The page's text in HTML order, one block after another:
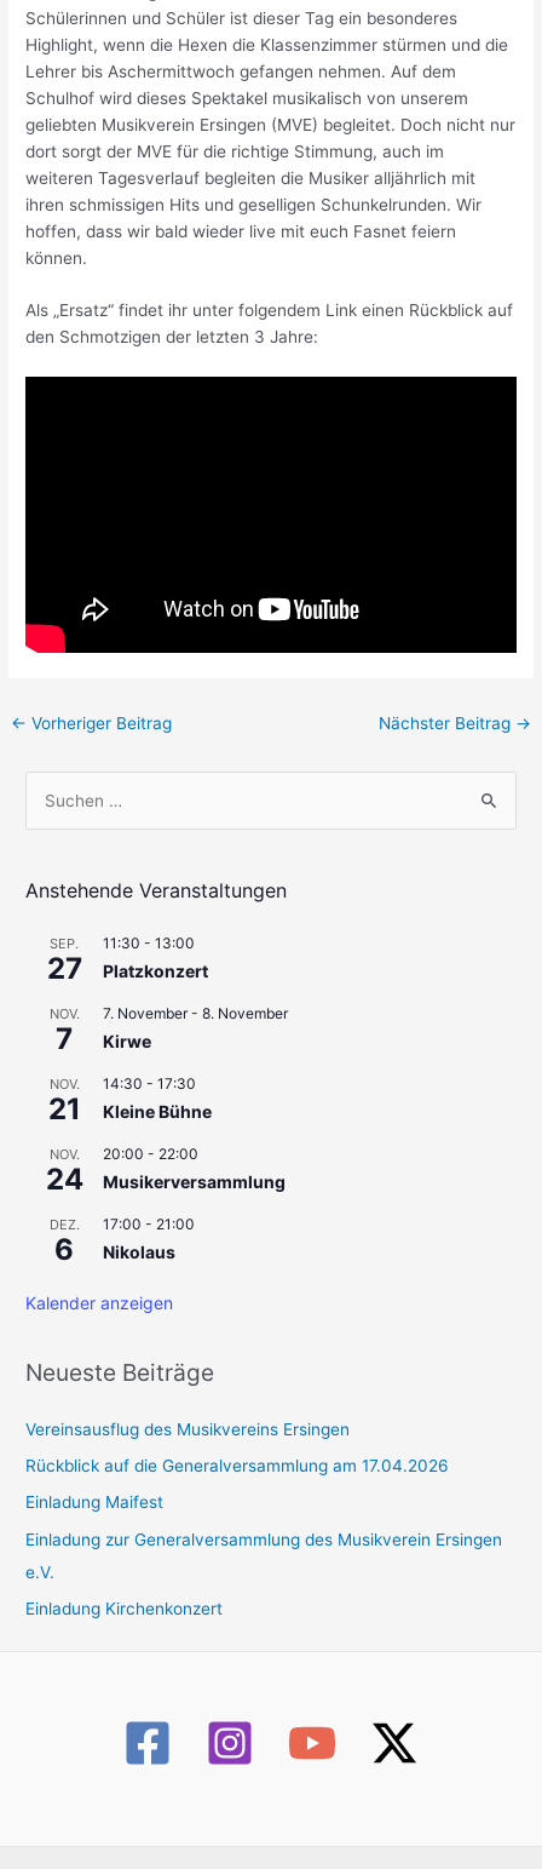
Schülerinnen und Schüler ist dieser Tag ein besonderes
Highlight, wenn die Hexen die Klassenzimmer stürmen und die
Lehrer bis Aschermittwoch gefangen nehmen. Auf dem
Schulhof wird dieses Spektakel musikalisch von unserem
geliebten Musikverein Ersingen (MVE) begleitet. Doch nicht nur
dort sorgt der MVE für die richtige Stimmung, auch im
weiteren Tagesverlauf begleiten die Musiker alljährlich mit
ihren schmissigen Hits und geselligen Schunkelrunden. Wir
hoffen, dass wir bald wieder live mit euch Fasnet feiern
können.
Als „Ersatz“ findet ihr unter folgendem Link einen Rückblick auf
den Schmotzigen der letzten 3 Jahre:
Beitragsnavigation
← Vorheriger Beitrag Nächster Beitrag →
h
Anstehende Veranstaltungen
SEP.
27
11:30 -13:00
Platzkonzert
NOV.
7
7. November-8. November
Kirwe
NOV.
21
14:30 -17:30
Kleine Bühne
NOV.
24
20:00 - 22:00
Musikerversammlung
DEZ.
6
17:00 - 21:00
Nikolaus
Kalender anzeigen
Neueste Beiträge
Vereinsausflug des Musikvereins Ersingen
Rückblick auf die Generalversammlung am 17.04.2026
Einladung Maifest
Einladung zur Generalversammlung des Musikverein Ersingen
e.V.
Einladung Kirchenkonzert